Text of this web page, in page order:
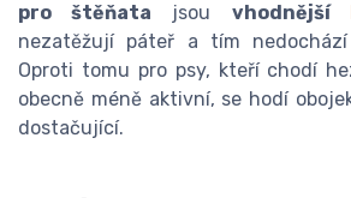
pro štěňata jsou vhodnější
nezatěžují páteř a tím
Oproti tomu pro psy, kteří chodí
obecně méně aktivní, se hodí
dostačující.